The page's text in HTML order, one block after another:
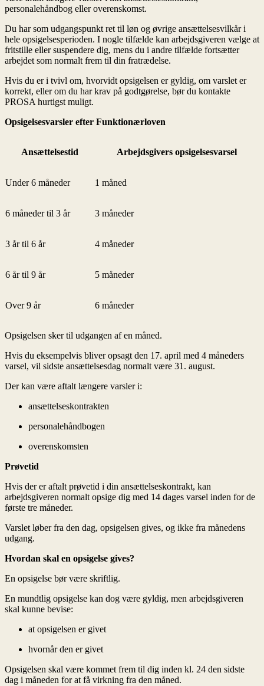
personalehåndbog eller overenskomst.
Du har som udgangspunkt ret til løn og øvrige ansættelsesvilkår i
hele opsigelsesperioden. I nogle tilfælde kan arbejdsgiveren vælge at
fritstille eller suspendere dig, mens du i andre tilfælde fortsætter
arbejdet som normalt frem til din fratrædelse.
Hvis du er i tvivl om, hvorvidt opsigelsen er gyldig, om varslet er
korrekt, eller om du har krav på godtgørelse, bør du kontakte
PROSA hurtigst muligt.
Opsigelsesvarsler efter Funktionærloven
Ansættelsestid Arbejdsgivers opsigelsesvarsel
Under 6 måneder 1 måned
6 måneder til 3 år 3 måneder
3 år til 6 år 4 måneder
6 år til 9 år 5 måneder
Over 9 år 6 måneder
Opsigelsen sker til udgangen af en måned.
Hvis du eksempelvis bliver opsagt den 17. april med 4 måneders
varsel, vil sidste ansættelsesdag normalt være 31. august.
Der kan være aftalt længere varsler i:
ansættelseskontrakten
personalehåndbogen
overenskomsten
Prøvetid
Hvis der er aftalt prøvetid i din ansættelseskontrakt, kan
arbejdsgiveren normalt opsige dig med 14 dages varsel inden for de
første tre måneder.
Varslet løber fra den dag, opsigelsen gives, og ikke fra månedens
udgang.
Hvordan skal en opsigelse gives?
En opsigelse bør være skriftlig.
En mundtlig opsigelse kan dog være gyldig, men arbejdsgiveren
skal kunne bevise:
at opsigelsen er givet
hvornår den er givet
Opsigelsen skal være kommet frem til dig inden kl. 24 den sidste
dag i måneden for at få virkning fra den måned.